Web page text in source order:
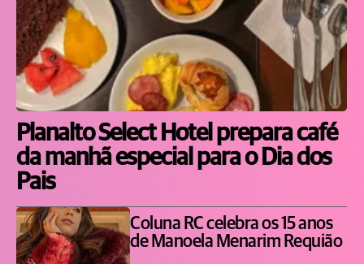
Planalto Select Hotel prepara café
da manhã especial para o Dia dos
Pais
Coluna RC celebra os 15 anos
de Manoela Menarim Requião